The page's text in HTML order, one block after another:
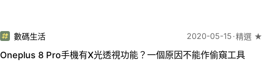
數碼生活 2020-05-15 精選 ★
Oneplus 8 Pro手機有X光透視功能？一個原因不能作偷窺工具